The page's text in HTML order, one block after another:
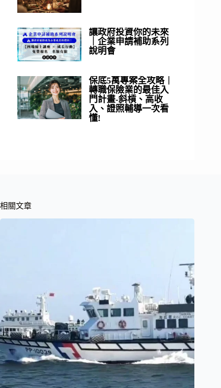
讓政府投資你的未來
｜企業申請補助系列
說明會
保底5萬專案全攻略｜
轉職保險業的最佳入
門計畫-斜槓、高收
入、證照輔導一次看
懂!
相關文章